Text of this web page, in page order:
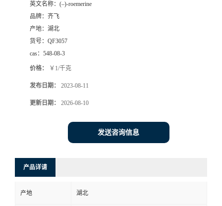
式
英文名称： (–)-roemerine
品牌： 齐飞
产地： 湖北
货号： QF3057
cas： 548-08-3
价格： ￥1/千克
发布日期： 2023-08-11
更新日期： 2026-08-10
发送咨询信息
产品详请
产地 湖北